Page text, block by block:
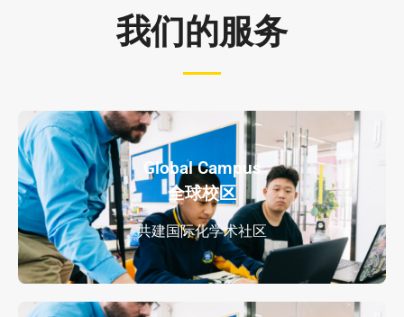
我们的服务
Global Campus
全球校区
共建国际化学术社区